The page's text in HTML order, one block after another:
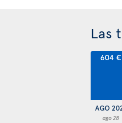
Las
604 €
AGO
ago 28